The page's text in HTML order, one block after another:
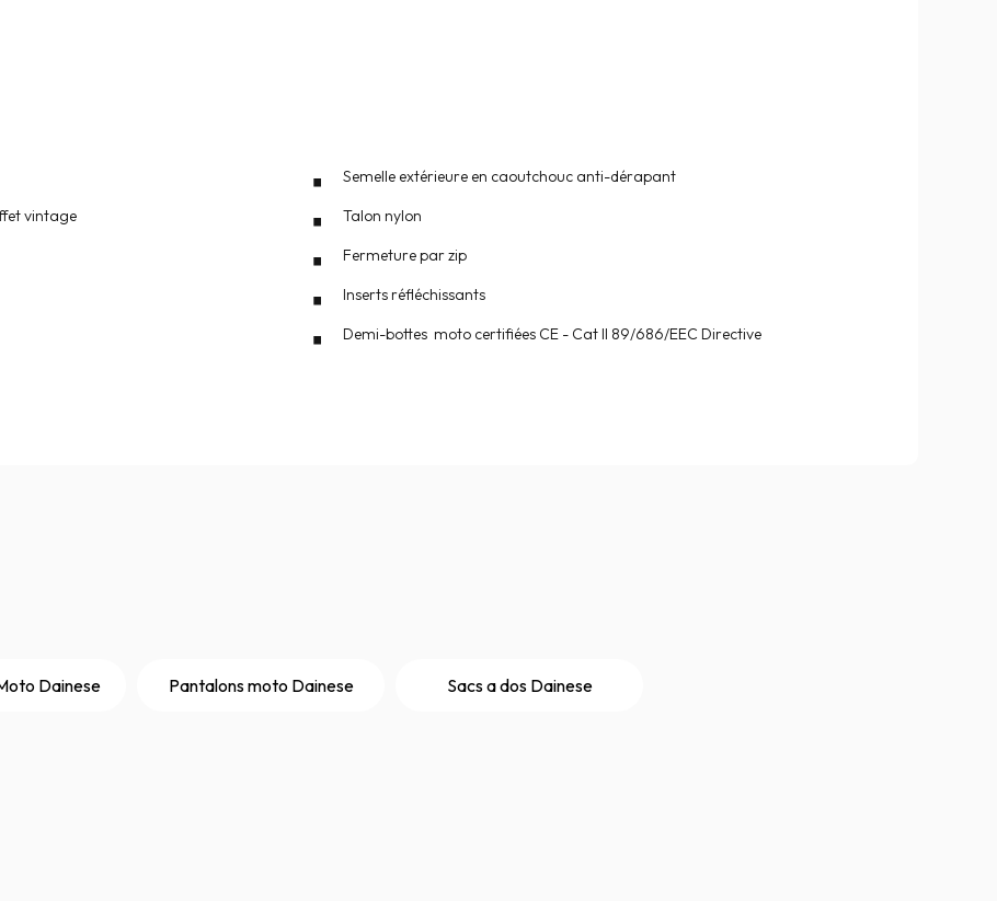
vintage
Semelle extérieure en caoutchouc anti-dérapant
Talon nylon
Fermeture par zip
Inserts réfléchissants
Demi-bottes moto certifiées CE - Cat II 89/686/EEC Directive
Dainese Pantalons moto Dainese Sacs a dos Dainese